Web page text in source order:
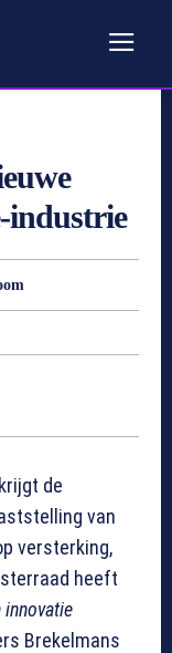
industrie
de
van
versterking,
heeft
innovatie
Brekelmans